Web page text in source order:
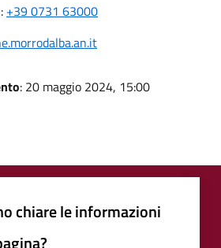
: +39 0731 63000
: 20 maggio 2024, 15:00
chiare le informazioni